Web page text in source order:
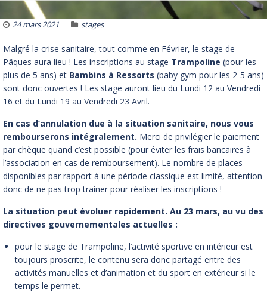
24 mars 2021 stages
Malgré la crise sanitaire, tout comme en Février, le stage de
Pâques aura lieu ! Les inscriptions au stage Trampoline (pour les
plus de 5 ans) et Bambins à Ressorts (baby gym pour les 2-5 ans)
sont donc ouvertes ! Les stage auront lieu du Lundi 12 au Vendredi
16 et du Lundi 19 au Vendredi 23 Avril.
En cas d’annulation due à la situation sanitaire, nous vous
rembourserons intégralement. Merci de privilégier le paiement
par chèque quand c’est possible (pour éviter les frais bancaires à
l’association en cas de remboursement). Le nombre de places
disponibles par rapport à une période classique est limité, attention
donc de ne pas trop trainer pour réaliser les inscriptions !
La situation peut évoluer rapidement. Au 23 mars, au vu des
directives gouvernementales actuelles :
pour le stage de Trampoline, l’activité sportive en intérieur est
toujours proscrite, le contenu sera donc partagé entre des
activités manuelles et d’animation et du sport en extérieur si le
temps le permet.